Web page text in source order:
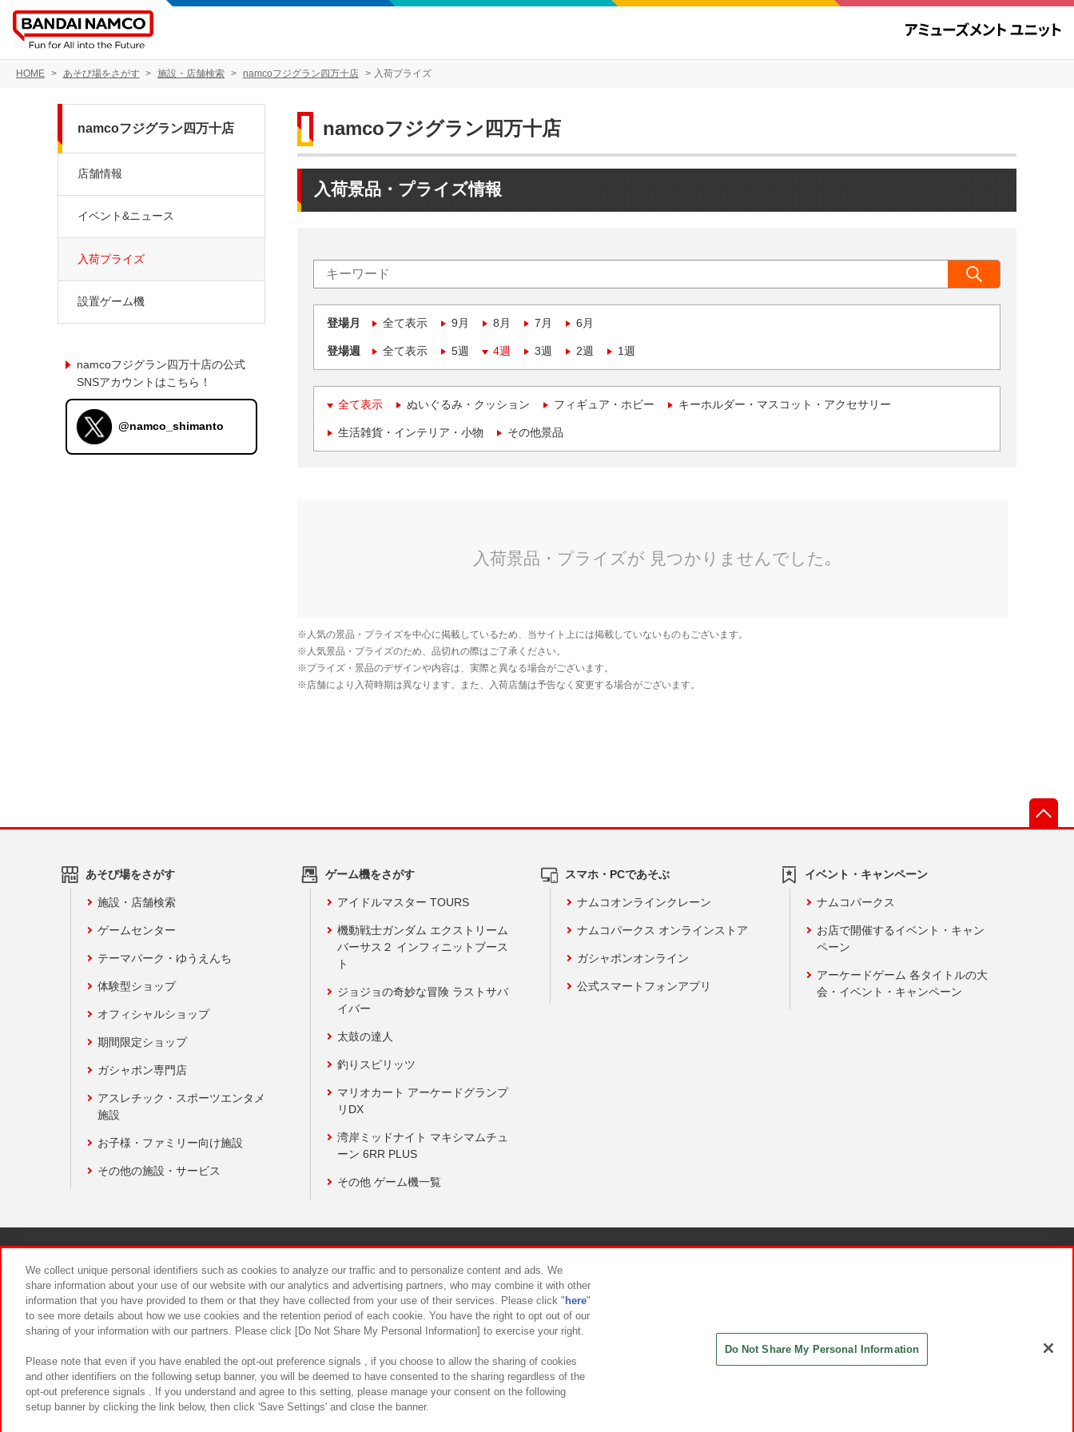
HOME あそび場をさがす 施設・店舗検索 namcoフジグラン四万十店 入荷プライズ
namcoフジグラン四万十店
入荷景品・プライズ情報
登場月 全て表示 9月 8月 7月 6月
登場週 全て表示 5週 4週 3週 2週 1週
全て表示 ぬいぐるみ・クッション フィギュア・ホビー キーホルダー・マスコット・アクセサリー
生活雑貨・インテリア・小物 その他景品
namcoフジグラン四万十店
店舗情報
イベント&ニュース
入荷プライズ
設置ゲーム機
namcoフジグラン四万十店の公式
SNSアカウントはこちら！
@namco_shimanto
あそび場をさがす
施設・店舗検索
ゲームセンター
テーマパーク・ゆうえんち
体験型ショップ
オフィシャルショップ
期間限定ショップ
ガシャポン専門店
アスレチック・スポーツエンタメ
施設
お子様・ファミリー向け施設
その他の施設・サービス
ゲーム機をさがす
アイドルマスター TOURS
機動戦士ガンダム エクストリーム
バーサス２ インフィニットブース
ト
ジョジョの奇妙な冒険 ラストサバ
イバー
太鼓の達人
釣りスピリッツ
マリオカート アーケードグランプ
リDX
湾岸ミッドナイト マキシマムチュ
ーン 6RR PLUS
その他 ゲーム機一覧
スマホ・PCであそぶ
ナムコオンラインクレーン
ナムコパークス オンラインストア
ガシャポンオンライン
公式スマートフォンアプリ
イベント・キャンペーン
ナムコパークス
お店で開催するイベント・キャン
ペーン
アーケードゲーム 各タイトルの大
会・イベント・キャンペーン
食品のご提供について カスタマーハラスメント対応方針
We collect unique personal identifiers such as cookies to analyze our traffic and to personalize content and ads. We
share information about your use of our website with our analytics and advertising partners, who may combine it with other
information that you have provided to them or that they have collected from your use of their services. Please click " here"
to see more details about how we use cookies and the retention period of each cookie. You have the right to opt out of our
sharing of your information with our partners. Please click [Do Not Share My Personal Information] to exercise your right.
Please note that even if you have enabled the opt-out preference signals , if you choose to allow the sharing of cookies
and other identifiers on the following setup banner, you will be deemed to have consented to the sharing regardless of the
opt-out preference signals . If you understand and agree to this setting, please manage your consent on the following
setup banner by clicking the link below, then click 'Save Settings' and close the banner.
Do Not Share My Personal Information